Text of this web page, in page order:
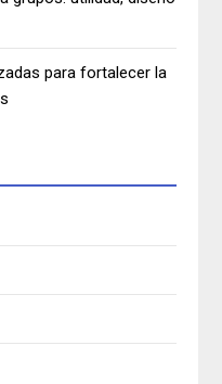
para fortalecer la